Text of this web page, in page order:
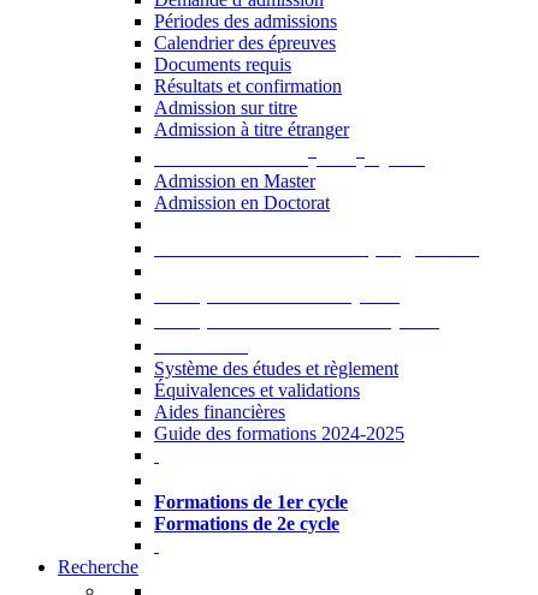
Périodes des admissions
Calendrier des épreuves
Documents requis
Résultats et confirmation
Admission sur titre
Admission à titre étranger
Admission en Master
Admission en Doctorat
Système des études et règlement
Équivalences et validations
Aides financières
Guide des formations 2024-2025
Formations de 1er cycle
Formations de 2e cycle
Recherche